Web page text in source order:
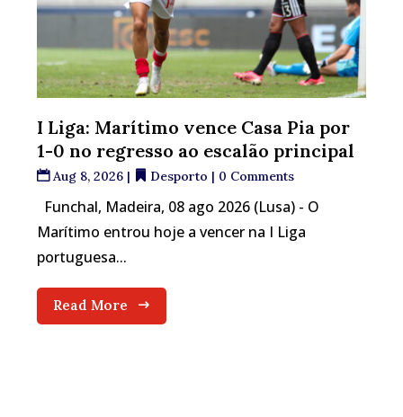
I Liga: Marítimo vence Casa Pia por
1-0 no regresso ao escalão principal
Aug 8, 2026 | Desporto | 0 Comments
Funchal, Madeira, 08 ago 2026 (Lusa) - O
Marítimo entrou hoje a vencer na I Liga
portuguesa...
Read More